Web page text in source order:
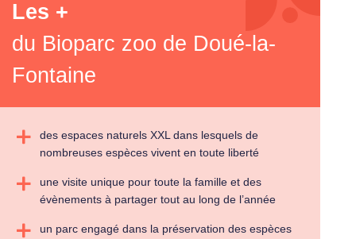
Les +
du Bioparc zoo de Doué-la-
Fontaine
des espaces naturels XXL dans lesquels de
nombreuses espèces vivent en toute liberté
une visite unique pour toute la famille et des
évènements à partager tout au long de l’année
un parc engagé dans la préservation des espèces